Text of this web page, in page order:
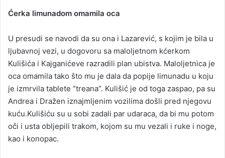
Ćerka limunadom omamila oca
U presudi se navodi da su ona i Lazarević, s kojim je bila u
ljubavnoj vezi, u dogovoru sa maloljetnom kćerkom
Kulišića i Kajganićeve razradili plan ubistva. Maloljetnica je
oca omamila tako što mu je dala da popije limunadu u koju
je izmrvila tablete ”treana”. Kulišić je od toga zaspao, pa su
Andrea i Dražen iznajmljenim vozilima došli pred njegovu
kuću.Kulišiću su u sobi zadali par udaraca, da bi mu potom
oči i usta obljepili trakom, kojom su mu vezali i ruke i noge,
kao i konopac.